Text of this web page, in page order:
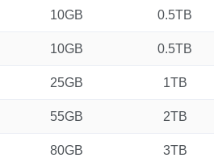
10GB 0.5TB
10GB 0.5TB
25GB 1TB
55GB 2TB
80GB 3TB